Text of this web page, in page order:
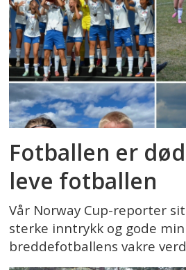
Fotballen er
leve fotballen
Vår Norway Cup-reporter
sterke inntrykk og gode
breddefotballens vakre